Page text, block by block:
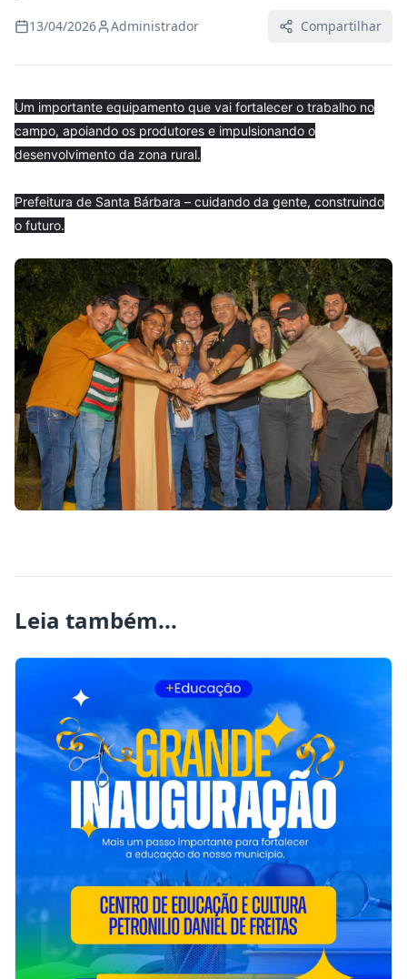
13/04/2026 Administrador Compartilhar
Um importante equipamento que vai fortalecer o trabalho no
campo, apoiando os produtores e impulsionando o
desenvolvimento da zona rural.
Prefeitura de Santa Bárbara – cuidando da gente, construindo
o futuro.
Leia também...